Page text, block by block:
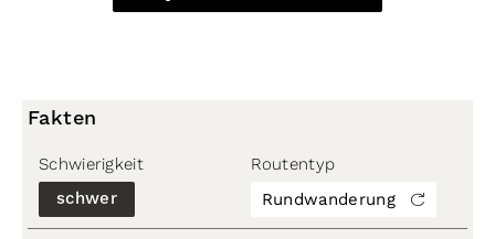
Fakten
Schwierigkeit
schwer
Routentyp
Rundwanderung